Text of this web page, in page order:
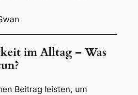
im Alltag – Was
Beitrag leisten, um